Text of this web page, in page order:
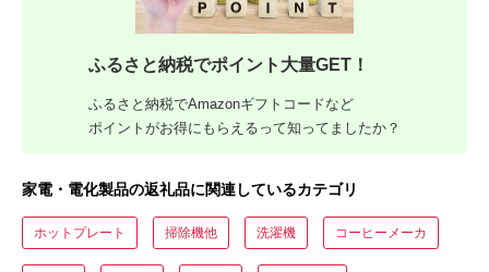
ふるさと納税でポイント大量GET！
ふるさと納税でAmazonギフトコードなど
ポイントがお得にもらえるって知ってましたか？
家電・電化製品の返礼品に関連しているカテゴリ
ホットプレート 掃除機他 洗濯機 コーヒーメーカ